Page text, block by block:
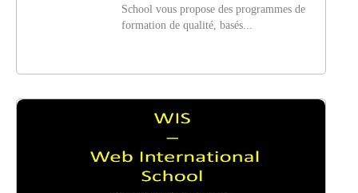
School vous propose des programmes de
formation de qualité, basés...